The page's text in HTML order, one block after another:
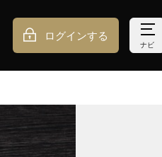
ログインする
ナビ